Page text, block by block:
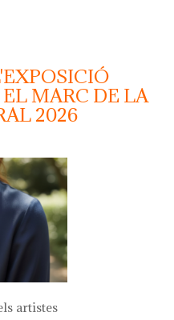
museus 2026
MARC DE LA
2026
artistes